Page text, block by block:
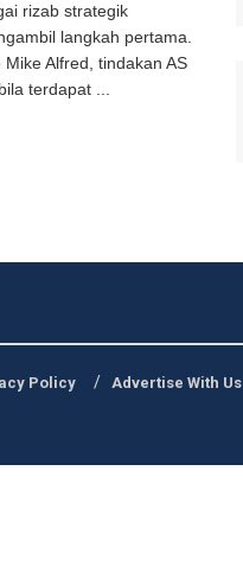
rizab strategik
langkah pertama.
Alfred, tindakan AS
terdapat ...
Policy Advertise With Us